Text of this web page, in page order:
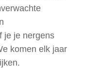
je je nergens
komen elk jaar